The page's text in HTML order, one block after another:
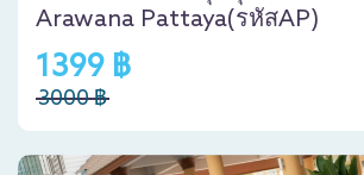
Arawana Pattaya(รหัสAP)
1399 ฿
3000 ฿